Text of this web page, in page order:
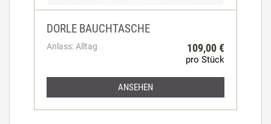
DORLE BAUCHTASCHE
Anlass: Alltag 109,00 €
pro Stück
ANSEHEN